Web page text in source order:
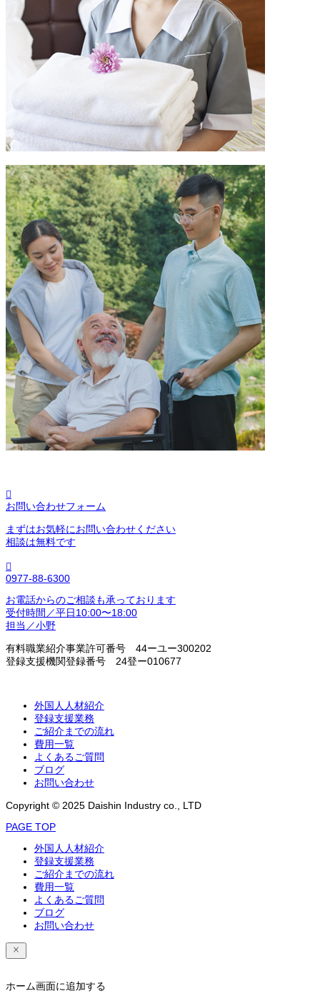

お問い合わせフォーム
まずはお気軽にお問い合わせください
相談は無料です

0977-88-6300
お電話からのご相談も承っております
受付時間／平日10:00〜18:00
担当／小野
有料職業紹介事業許可番号 44ーユー300202
登録支援機関登録番号 24登ー010677
外国人人材紹介
登録支援業務
ご紹介までの流れ
費用一覧
よくあるご質問
ブログ
お問い合わせ
Copyright © 2025 Daishin Industry co., LTD
PAGE TOP
外国人人材紹介
登録支援業務
ご紹介までの流れ
費用一覧
よくあるご質問
ブログ
お問い合わせ
ホーム画面に追加する